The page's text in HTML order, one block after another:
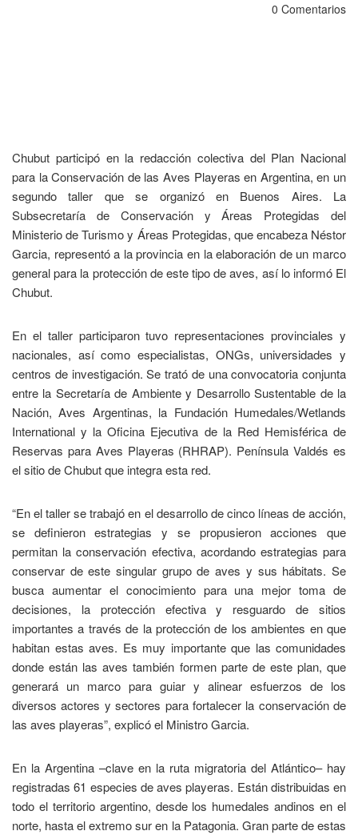
0 Comentarios
Chubut participó en la redacción colectiva del Plan Nacional
para la Conservación de las Aves Playeras en Argentina, en un
segundo taller que se organizó en Buenos Aires. La
Subsecretaría de Conservación y Áreas Protegidas del
Ministerio de Turismo y Áreas Protegidas, que encabeza Néstor
Garcia, representó a la provincia en la elaboración de un marco
general para la protección de este tipo de aves, así lo informó El
Chubut.
En el taller participaron tuvo representaciones provinciales y
nacionales, así como especialistas, ONGs, universidades y
centros de investigación. Se trató de una convocatoria conjunta
entre la Secretaría de Ambiente y Desarrollo Sustentable de la
Nación, Aves Argentinas, la Fundación Humedales/Wetlands
International y la Oficina Ejecutiva de la Red Hemisférica de
Reservas para Aves Playeras (RHRAP). Península Valdés es
el sitio de Chubut que integra esta red.
“En el taller se trabajó en el desarrollo de cinco líneas de acción,
se definieron estrategias y se propusieron acciones que
permitan la conservación efectiva, acordando estrategias para
conservar de este singular grupo de aves y sus hábitats. Se
busca aumentar el conocimiento para una mejor toma de
decisiones, la protección efectiva y resguardo de sitios
importantes a través de la protección de los ambientes en que
habitan estas aves. Es muy importante que las comunidades
donde están las aves también formen parte de este plan, que
generará un marco para guiar y alinear esfuerzos de los
diversos actores y sectores para fortalecer la conservación de
las aves playeras”, explicó el Ministro Garcia.
En la Argentina –clave en la ruta migratoria del Atlántico– hay
registradas 61 especies de aves playeras. Están distribuidas en
todo el territorio argentino, desde los humedales andinos en el
norte, hasta el extremo sur en la Patagonia. Gran parte de estas